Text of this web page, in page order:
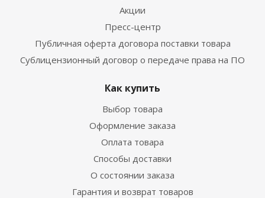
Акции
Пресс-центр
Публичная оферта договора поставки товара
Сублицензионный договор о передаче права на ПО
Как купить
Выбор товара
Оформление заказа
Оплата товара
Способы доставки
О состоянии заказа
Гарантия и возврат товаров